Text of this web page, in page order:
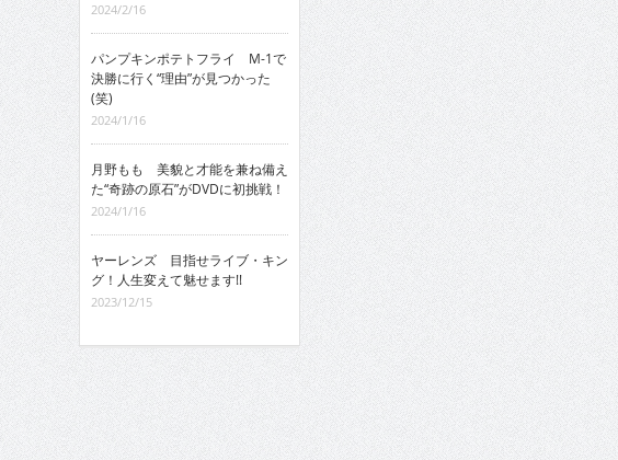
2024/2/16
パンプキンポテトフライ M-1で
決勝に行く“理由”が見つかった
(笑)
2024/1/16
月野もも 美貌と才能を兼ね備え
た“奇跡の原石”がDVDに初挑戦！
2024/1/16
ヤーレンズ 目指せライブ・キン
グ！人生変えて魅せます!!
2023/12/15